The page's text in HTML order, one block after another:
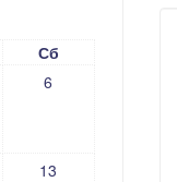
Сб
6
13